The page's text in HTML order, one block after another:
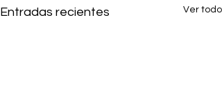
Entradas recientes Ver todo